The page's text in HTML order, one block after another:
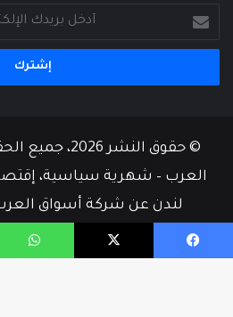
بريدك
الإلكتروني
© حقوق النشر
العرب – شهرية سياسية،
لندن عن شركة أسواق
من نحن أسرة التحرير
فيسبوك ‫X واتساب